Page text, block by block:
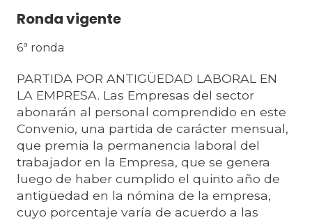
Ronda vigente
6ª ronda
PARTIDA POR ANTIGÜEDAD LABORAL EN
LA EMPRESA. Las Empresas del sector
abonarán al personal comprendido en este
Convenio, una partida de carácter mensual,
que premia la permanencia laboral del
trabajador en la Empresa, que se genera
luego de haber cumplido el quinto año de
antigüedad en la nómina de la empresa,
cuyo porcentaje varía de acuerdo a las